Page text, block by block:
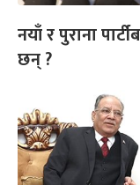
नयाँ र पुराना
छन् ?